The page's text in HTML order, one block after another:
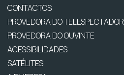
CONTACTOS
PROVEDORA DO TELESPECTADOR
PROVEDORA DO OUVINTE
ACESSIBILIDADES
SATÉLITES